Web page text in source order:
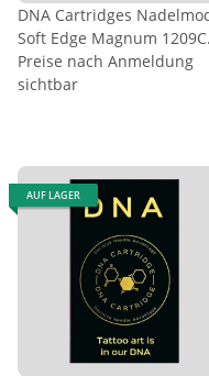
DNA Cartridges
Soft Edge Magnum
0,35mm
Preise nach Anmeldung
sichtbar
AUF LAGER